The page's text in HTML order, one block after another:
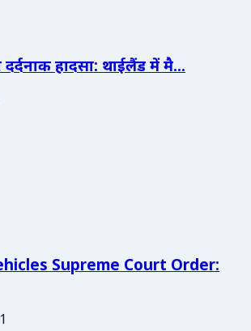
हादसा: थाईलैंड में मै...
Supreme Court Order: